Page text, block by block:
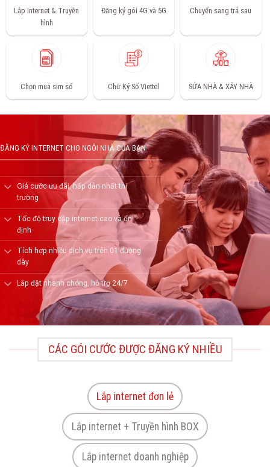
Lắp Internet & Truyền
hình
Đăng ký gói 4G và 5G Chuyển sang trả sau
Chọn mua sim số Chữ Ký Số Viettel SỬA NHÀ & XÂY NHÀ
ĐĂNG KÝ INTERNET CHO NGÔI NHÀ CỦA BẠN
Giá cước ưu đãi, hấp dẫn nhất thị
trường
Tốc độ truy cập internet cao và ổn
định
Tích hợp nhiều dịch vụ trên 01 đường
dây
Lắp đặt nhanh chóng, hỗ trợ 24/7
CÁC GÓI CƯỚC ĐƯỢC ĐĂNG KÝ NHIỀU
Lắp internet đơn lẻ
Lắp internet + Truyền hình BOX
Lắp internet doanh nghiệp